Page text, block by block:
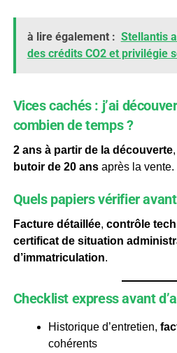
à lire également : Stellantis
des crédits CO2 et privilégie
Vices cachés : j’ai
combien de temps ?
2 ans à partir de la découverte
butoir de 20 ansaprès la vente.
Quels papiers vérifier
Facture détaillée, contrôle
certificat de situation
d’immatriculation.
Checklist express avant
Historique d’entretien,
cohérents